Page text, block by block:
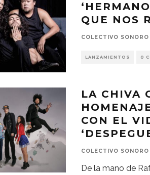
QUE NOS
COLECTIVO SONORO
LANZAMIENTOS 0
LA CHIVA
CON EL
COLECTIVO SONORO
De la mano de